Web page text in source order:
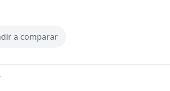
a comparar